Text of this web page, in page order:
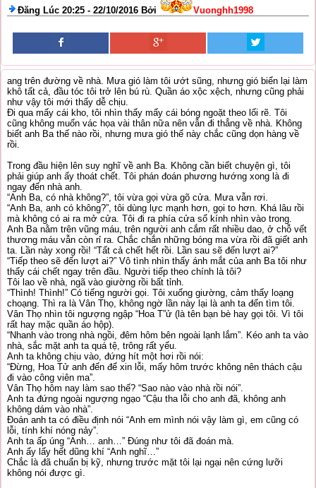
Đăng Lúc 20:25 - 22/10/2016 Bởi
Vuonghh1998
ang trên đường về nhà. Mưa gió làm tôi ướt sũng, nhưng gió biển lại làm
khô tất cả, đầu tóc tôi trở lên bú rù. Quần áo xộc xệch, nhưng cũng phải
như vậy tôi mới thấy dễ chịu.
Đi qua mấy cái kho, tôi nhìn thấy mấy cái bóng ngoặt theo lối rẽ. Tôi
cũng không muốn vác họa vài thân nữa nên vẫn đi thẳng về nhà. Không
biết anh Ba thế nào rồi, nhưng mưa gió thế này chắc cũng dọn hàng về
rồi.
Trong đầu hiện lên suy nghĩ về anh Ba. Không cần biết chuyện gì, tôi
phải giúp anh ấy thoát chết. Tôi phán đoán phương hướng xong là đi
ngay đến nhà anh.
“Anh Ba, có nhà không?”, tôi vừa gọi vừa gõ cửa. Mưa vẫn rơi.
“Anh Ba, anh có không?”, tôi dùng lực mạnh hơn, gọi to hơn. Khá lâu rồi
mà không có ai ra mở cửa. Tôi đi ra phía cửa sổ kính nhìn vào trong.
Anh Ba nằm trên vũng máu, trên người anh cắm rất nhiều dao, ở chỗ vết
thương máu vẫn còn rỉ ra. Chắc chắn những bóng ma vừa rồi đã giết anh
ta. Lần này xong rồi! “Tất cả chết hết rồi. Lần sau sẽ đến lượt ai?”
“Tiếp theo sẽ đến lượt ai?” Vô tình nhìn thấy ánh mắt của anh Ba tôi như
thấy cái chết ngay trên đầu. Người tiếp theo chính là tôi?
Tôi lao về nhà, ngã vào giường rồi bất tỉnh.
“Thình! Thình!” Có tiếng người gọi. Tôi xuống giường, cảm thấy loạng
choạng. Thì ra là Vân Thọ, không ngờ lần này lại là anh ta đến tìm tôi.
Vân Thọ nhìn tôi ngượng ngập “Hoa T”ử (là tên bạn bè hay gọi tôi. Vì tôi
rất hay mặc quần áo hộp).
“Nhanh vào trong nhà ngồi, đêm hôm bên ngoài lạnh lắm”. Kéo anh ta vào
nhà, sắc mặt anh ta quá tệ, trông rất yếu.
Anh ta không chịu vào, đứng hít một hơi rồi nói:
“Đừng, Hoa Tử anh đến để xin lỗi, mấy hôm trước không nên thách cậu
đi vào công viên ma”.
Vân Thọ hôm nay làm sao thế? “Sao nào vào nhà rồi nói”.
Anh ta đứng ngoài ngượng ngạo “Cậu tha lỗi cho anh đã, không anh
không dám vào nhà”.
Đoán anh ta có điều định nói “Anh em mình nói vậy làm gì, em cũng có
lỗi, tính khí nóng nảy”.
Anh ta ấp úng “Anh… anh…” Đúng như tôi đã đoán mà.
Anh ấy lấy hết dũng khí “Anh nghĩ…”
Chắc là đã chuẩn bị kỹ, nhưng trước mặt tôi lại ngại nên cứng lưỡi
không nói được gì.